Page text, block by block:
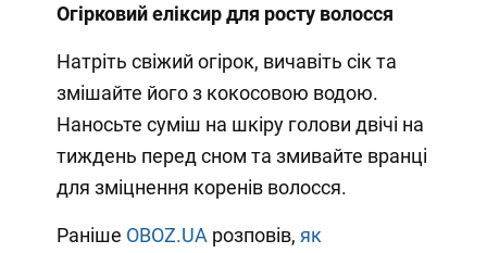
Огірковий еліксир для росту волосся
Натріть свіжий огірок, вичавіть сік та
змішайте його з кокосовою водою.
Наносьте суміш на шкіру голови двічі на
тиждень перед сном та змивайте вранці
для зміцнення коренів волосся.
Раніше OBOZ.UA розповів, як